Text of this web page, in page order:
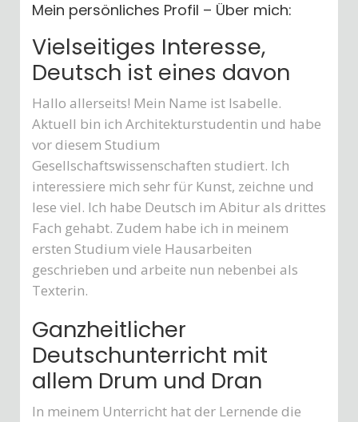
Mein persönliches Profil – Über mich:
Vielseitiges Interesse,
Deutsch ist eines davon
Hallo allerseits! Mein Name ist Isabelle.
Aktuell bin ich Architekturstudentin und habe
vor diesem Studium
Gesellschaftswissenschaften studiert. Ich
interessiere mich sehr für Kunst, zeichne und
lese viel. Ich habe Deutsch im Abitur als drittes
Fach gehabt. Zudem habe ich in meinem
ersten Studium viele Hausarbeiten
geschrieben und arbeite nun nebenbei als
Texterin.
Ganzheitlicher
Deutschunterricht mit
allem Drum und Dran
In meinem Unterricht hat der Lernende die